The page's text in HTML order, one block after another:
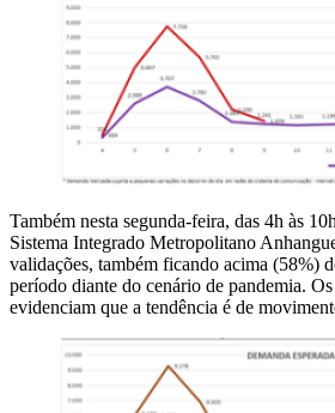
Também nesta segunda-feira, das 4h às
Sistema Integrado Metropolitano
validações, também ficando acima (58%)
período diante do cenário de pandemia.
evidenciam que a tendência é de